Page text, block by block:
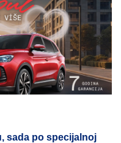
sada po specijalnoj